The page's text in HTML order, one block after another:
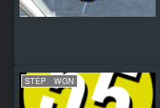
STEP WGN